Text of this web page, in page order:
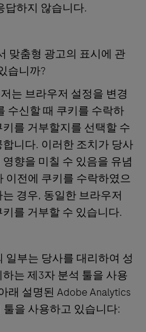
답하지 않습니다.
맞춤형 광고의 표시에 관
습니까?
는 브라우저 설정을 변경
수신할 때 쿠키를 수락하
를 거부할지를 선택할 수
니다. 이러한 조치가 당사
향을 미칠 수 있음을 유념
이전에 쿠키를 수락하였으
경우, 동일한 브라우저
를 거부할 수 있습니다.
일부는 당사를 대리하여 성
는 제3자 분석 툴을 사용
래 설명된 Adobe Analytics
툴을 사용하고 있습니다: